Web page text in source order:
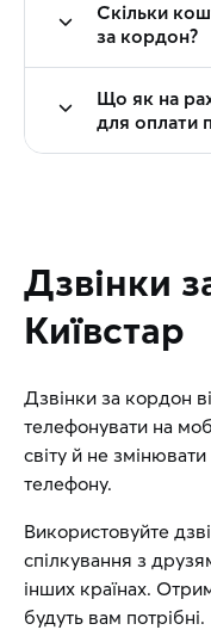
Скільки
за кордон?
Що як на
для оплати
Дзвінки
Київстар
Дзвінки за кордон
телефонувати на
світу й не
телефону.
Використовуйте
спілкування з
інших країнах.
будуть вам потрібні.